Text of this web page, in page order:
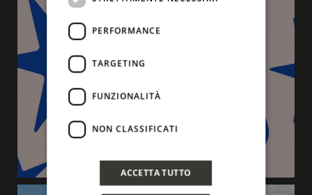
PERFORMANCE
TARGETING
FUNZIONALITÀ
NON CLASSIFICATI
ACCETTA TUTTO